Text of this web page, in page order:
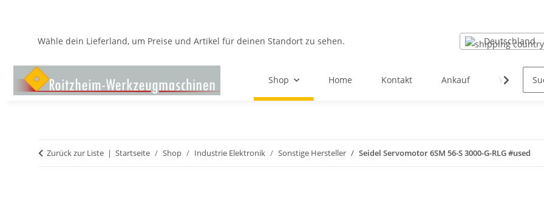
Wähle dein Lieferland, um Preise und Artikel für deinen Standort zu sehen. Deutschland
Shop Home Kontakt Ankauf Wir über
Zurück zur Liste Startseite Shop Industrie Elektronik Sonstige Hersteller Seidel Servomotor 6SM 56-S 3000-G-RLG #used